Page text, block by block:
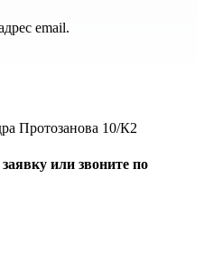
email.
Протозанова 10/К2
или звоните по